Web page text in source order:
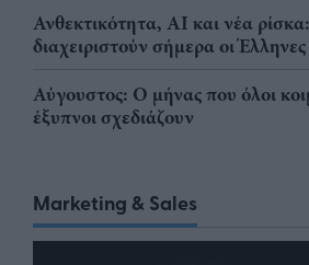
Ανθεκτικότητα, AI και νέα
διαχειριστούν σήμερα οι
Αύγουστος: Ο μήνας που όλοι
έξυπνοι σχεδιάζουν
Marketing & Sales